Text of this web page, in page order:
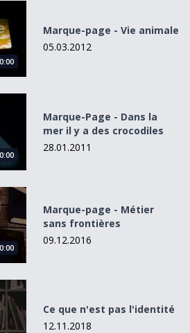
Marque-page - Vie animale
05.03.2012
mer il y a des crocodiles
Marque-Page - Dans la
mer il y a des crocodiles
28.01.2011
sans frontières
Marque-page - Métier
sans frontières
09.12.2016
l&#039;identité
Ce que n'est pas l'identité
12.11.2018